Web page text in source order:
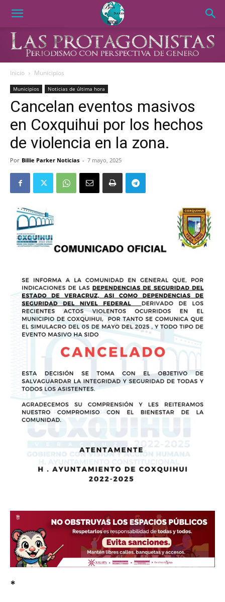
Inicio Municipios
Municipios Noticias de última hora
Cancelan eventos masivos
en Coxquihui por los hechos
de violencia en la zona.
Por Billie Parker Noticias - 7 mayo, 2025
*